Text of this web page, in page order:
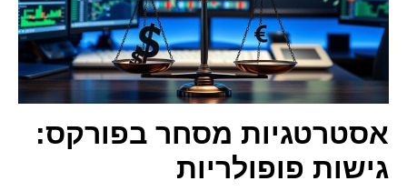
אסטרטגיות מסחר בפורקס:
גישות פופולריות